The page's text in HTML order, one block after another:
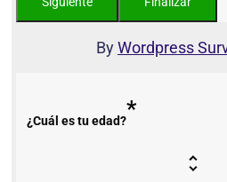
ByWordpress
¿Cuál es tu edad?*